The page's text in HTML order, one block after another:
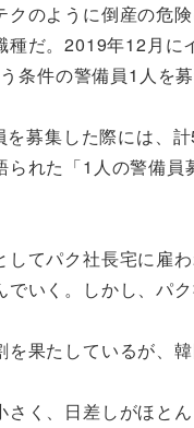
のように倒産の危険
だ。2019年12月に
条件の警備員1人を
募集した際には、
れた「1人の警備
てパク社長宅に雇
いく。しかし、パ
果たしているが、
く、日差しがほと